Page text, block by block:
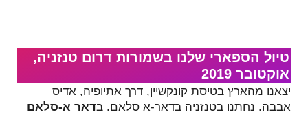
טיול הספארי שלנו בשמורות דרום טנזניה,
אוקטובר 2019
יצאנו מהארץ בטיסת קונקשיין, דרך אתיופיה, אדיס
אבבה. נחתנו בטנזניה בדאר-א סלאם. בדאר א-סלאם